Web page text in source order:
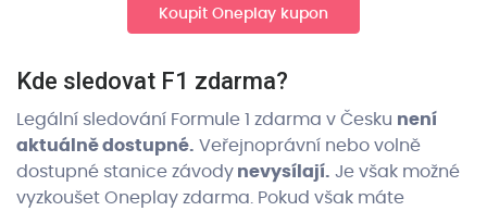
Koupit Oneplay kupon
Kde sledovat F1 zdarma?
Legální sledování Formule 1 zdarma v Česku není
aktuálně dostupné. Veřejnoprávní nebo volně
dostupné stanice závody nevysílají. Je však možné
vyzkoušet Oneplay zdarma. Pokud však máte